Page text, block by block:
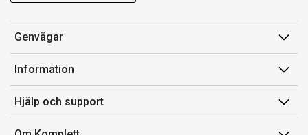
Genvägar
Konto
Orderhistorik
Presentkort
Komplett Club
Information
Försäljningsvillkor
Medlemsvillkor for Komplett Club
Hjälp och support
Kontakta oss